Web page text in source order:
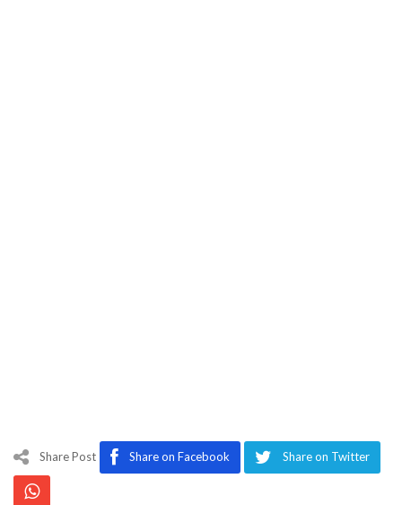
Share Post Share on Facebook Share on Twitter